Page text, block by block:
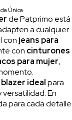
Única
de Patprimo está
a cualquier
con jeans para
con cinturones
para mujer,
blazer idealpara
En
para cada detalle